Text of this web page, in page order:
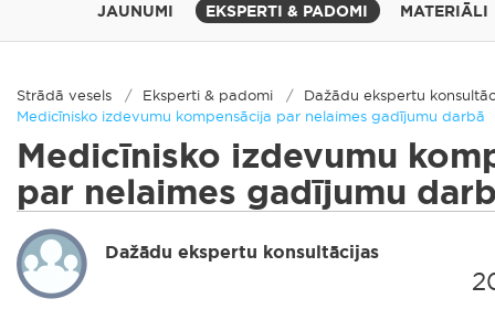
JAUNUMI EKSPERTI & PADOMI MATERIĀLI
Strādā vesels Eksperti & padomi
Dažādu ekspertu
Medicīnisko izdevumu kompensācija par nelaimes gadījumu darbā
Medicīnisko izdevumu
par nelaimes gadījumu
Dažādu ekspertu konsultācijas